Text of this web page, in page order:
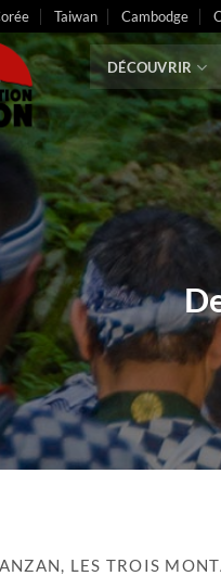
Taiwan Cambodge
DÉCOUVRIR
LES TROIS